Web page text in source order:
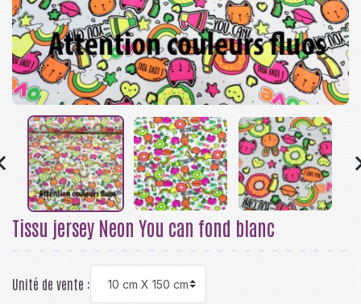
Tissu jersey Neon You can fond blanc
Unité de vente :